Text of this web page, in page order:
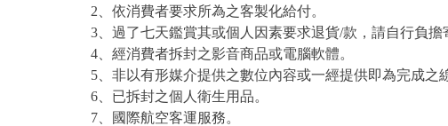
2、依消費者要求所為之客製化給付。
3、過了七天鑑賞其或個人因素要求退貨/款，請自行負擔
4、經消費者拆封之影音商品或電腦軟體。
5、非以有形媒介提供之數位內容或一經提供即為完成之
6、已拆封之個人衛生用品。
7、國際航空客運服務。